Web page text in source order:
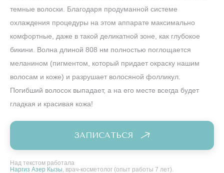
темные волоски. Благодаря продуманной системе
охлаждения процедуры на этом аппарате максимально
комфортные, даже в такой деликатной зоне, как глубокое
бикини. Волна длиной 808 нм полностью поглощается
меланином (пигментом, который придает окраску нашим
волосам и коже) и разрушает волосяной фолликул.
Погибший волосок выпадает, а на его месте всегда будет
гладкая и красивая кожа!
ЗАПИСАТЬСЯ
Над текстом работала
Наргиз Азер Кызы, врач-косметолог (опыт работы 7 лет).